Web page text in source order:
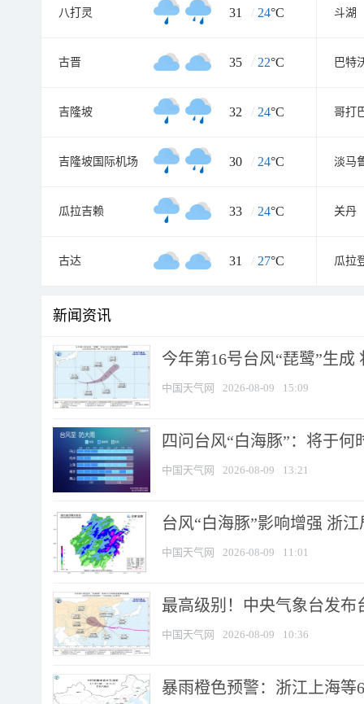
八打灵 31 / 24°C 斗湖
古晋 35 / 22°C 巴特
吉隆坡 32 / 24°C 哥打
吉隆坡国际机场 30 / 24°C 淡马
瓜拉吉赖 33 / 24°C 关丹
古达 31 / 27°C 瓜拉
新闻资讯
今年第16号台风“琵鹭”生
中国天气网 2026-08-09 15:09
四问台风“白海豚”：将于
中国天气网 2026-08-09 13:21
台风“白海豚”影响增强 浙
中国天气网 2026-08-09 11:01
最高级别！中央气象台发布
中国天气网 2026-08-09 10:36
暴雨橙色预警：浙江上海等